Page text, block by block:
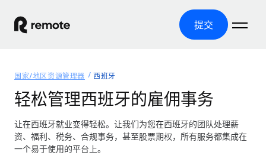
提交
产品
全球招聘
全球薪资管理
轻松运行合规薪资
覆盖全球
资源
国家/地区资源管理器 西班牙
轻松管理西班牙的雇佣事务
让在西班牙就业变得轻松。让我们为您在西班牙的团队处理薪
资、福利、税务、合规事务，甚至股票期权，所有服务都集成在
一个易于使用的平台上。